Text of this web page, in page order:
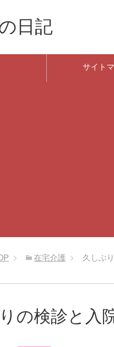
日記
サイト
在宅介護 久しぶ
の検診と入